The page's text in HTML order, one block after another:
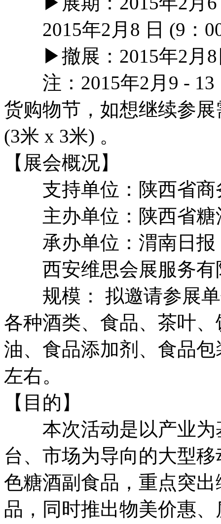
2015年2月8 日 (9：
▶撤展：2015年2月8
注：2015年2月9 - 13
货购物节，如想继续参
(3米 x 3米) 。
【展会概况】
支持单位：陕西省商
主办单位：陕西省糖
承办单位：渭南日报
西安维思会展服务有
规模： 拟邀请参展单
各种酒类、食品、茶叶
油、食品添加剂、食品
左右。
【目的】
本次活动是以产业为
台、市场为导向的大型
色糖酒副食品，重点突
品，同时推出物美价惠